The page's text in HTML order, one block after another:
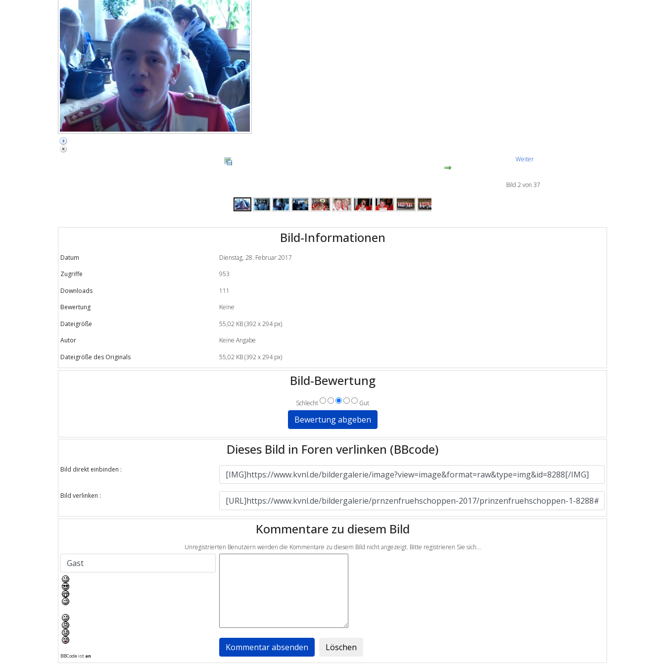
Weiter
Bild 2 von 37
Bild-Informationen
Datum
Dienstag, 28. Februar 2017
Zugriffe
953
Downloads
111
Bewertung
Keine
Dateigröße
55,02 KB (392 x 294 px)
Autor
Keine Angabe
Dateigröße des Originals
55,02 KB (392 x 294 px)
Bild-Bewertung
Schlecht Gut
Dieses Bild in Foren verlinken (BBcode)
Bild direkt einbinden :
Bild verlinken :
Kommentare zu diesem Bild
Unregistrierten Benutzern werden die Kommentare zu diesem Bild nicht angezeigt. Bitte registrieren Sie sich...
BBCode istan